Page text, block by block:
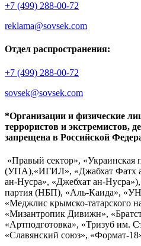
+7 (499) 288-00-72
reklama@sovsek.com
Отдел распространения:
+7 (499) 288-00-72
sovsek@sovsek.com
*Организации и физические
террористов и экстремистов,
запрещена в Российской
«Правый сектор», «Украинская
(УПА),«ИГИЛ», «Джабхат Фатх
ан-Нусра», «Джебхат ан-
партия (НБП), «Аль-Каида»,
«Меджлис крымско-татарского
«Мизантропик Дивижн»,
«Артподготовка», «Тризуб им.
«Славянский союз», «Формат-